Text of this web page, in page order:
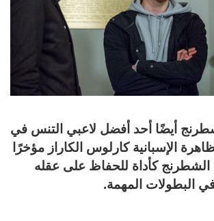
أيضًا أحد أفضل لاعبي التنس في
الإسبانية كارلوس الكاراز مؤخرًا
الشطرنج كأداة للحفاظ على عقله
البطولات المهمة.